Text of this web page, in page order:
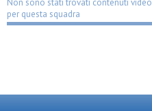
Non sono stati trovati contenuti video
per questa squadra